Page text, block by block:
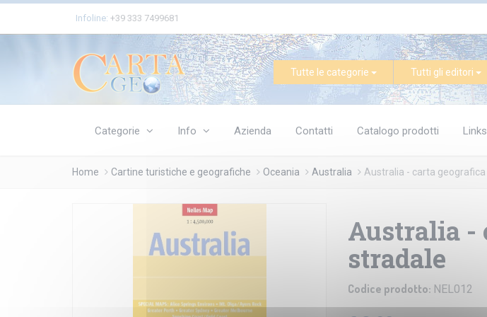
Infoline: +39 333 7499681
Tutte le categorie Tutti gli editori
Categorie Info Azienda Contatti Catalogo prodotti Links
Home Cartine turistiche e geografiche Oceania Australia Australia - carta
Australia -
stradale
Codice prodotto: NEL012
Cookies management panel